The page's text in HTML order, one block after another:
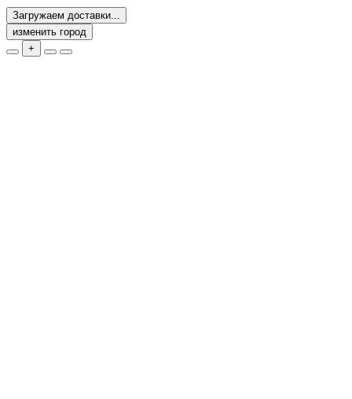
Загружаем доставки...
изменить город
+